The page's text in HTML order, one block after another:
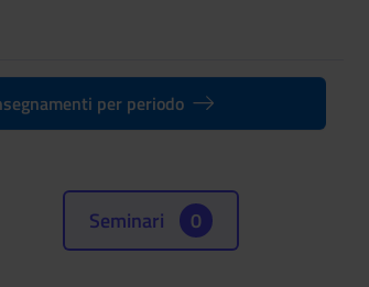
per periodo
Seminari 0